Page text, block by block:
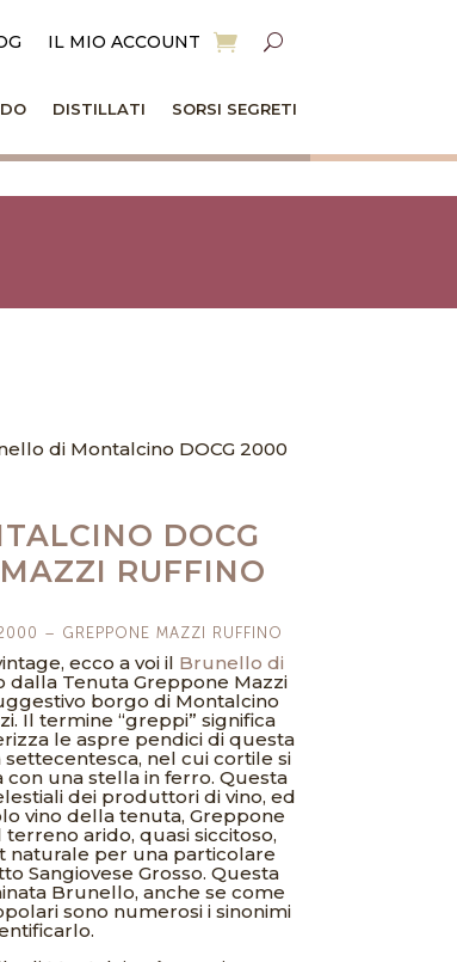
IL MIO ACCOUNT
DISTILLATI SORSI SEGRETI
di Montalcino DOCG 2000
DOCG
RUFFINO
– GREPPONE MAZZI RUFFINO
ecco a voi il Brunello di
Tenuta Greppone Mazzi
borgo di Montalcino
Il termine “greppi” significa
le aspre pendici di questa
nel cui cortile si
con una stella in ferro. Questa
dei produttori di vino, ed
vino della tenuta, Greppone
arido, quasi siccitoso,
naturale per una particolare
Sangiovese Grosso. Questa
Brunello, anche se come
sono numerosi i sinonimi